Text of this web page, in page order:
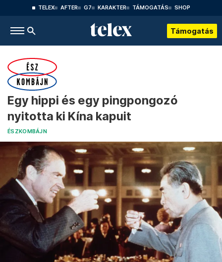
TELEX AFTER G7 KARAKTER TÁMOGATÁS SHOP
Támogatás
Egy hippi és egy pingpongozó
nyitotta ki Kína kapuit
ÉSZKOMBÁJN